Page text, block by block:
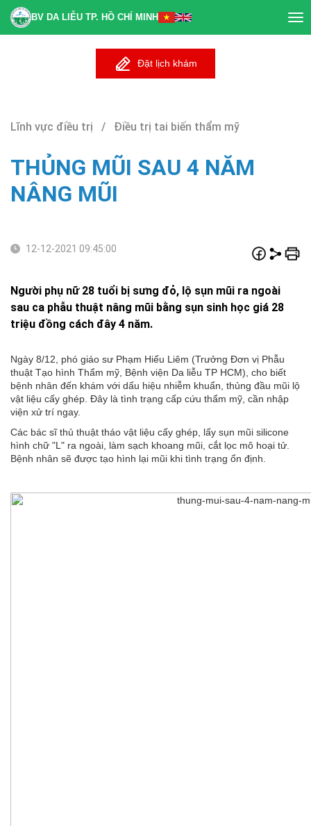
BV DA LIỄU TP. HỒ CHÍ MINH
Đặt lịch khám
Lĩnh vực điều trị / Điều trị tai biến thẩm mỹ
THỦNG MŨI SAU 4 NĂM
NÂNG MŨI
12-12-2021 09:45:00
Người phụ nữ 28 tuổi bị sưng đỏ, lộ sụn mũi ra ngoài
sau ca phẫu thuật nâng mũi bằng sụn sinh học giá 28
triệu đồng cách đây 4 năm.
Ngày 8/12, phó giáo sư Phạm Hiếu Liêm (Trưởng Đơn vị Phẫu
thuật Tạo hình Thẩm mỹ, Bệnh viện Da liễu TP HCM), cho biết
bệnh nhân đến khám với dấu hiệu nhiễm khuẩn, thủng đầu mũi lộ
vật liệu cấy ghép. Đây là tình trạng cấp cứu thẩm mỹ, cần nhập
viện xử trí ngay.
Các bác sĩ thủ thuật tháo vật liệu cấy ghép, lấy sụn mũi silicone
hình chữ "L" ra ngoài, làm sạch khoang mũi, cắt lọc mô hoại tử.
Bệnh nhân sẽ được tạo hình lại mũi khi tình trạng ổn định.